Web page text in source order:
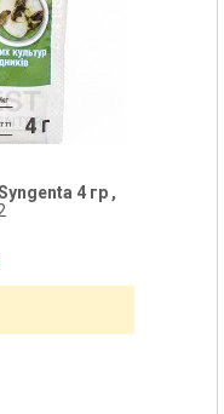
4 гр ,